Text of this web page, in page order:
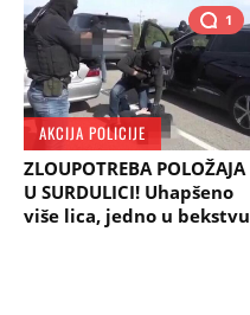
1
AKCIJA POLICIJE
ZLOUPOTREBA POLOŽAJA
U SURDULICI! Uhapšeno
više lica, jedno u bekstvu